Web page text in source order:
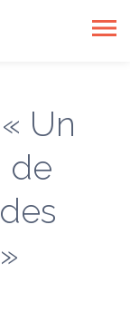
Toggle
navigation
Un
de